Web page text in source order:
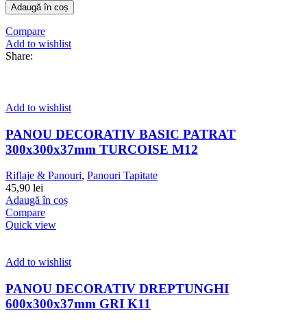
Adaugă în coș
Compare
Add to wishlist
Share:
Add to wishlist
PANOU DECORATIV BASIC PATRAT
300x300x37mm TURCOISE M12
Riflaje & Panouri, Panouri Tapitate
45,90 lei
Adaugă în coș
Compare
Quick view
Add to wishlist
PANOU DECORATIV DREPTUNGHI
600x300x37mm GRI K11